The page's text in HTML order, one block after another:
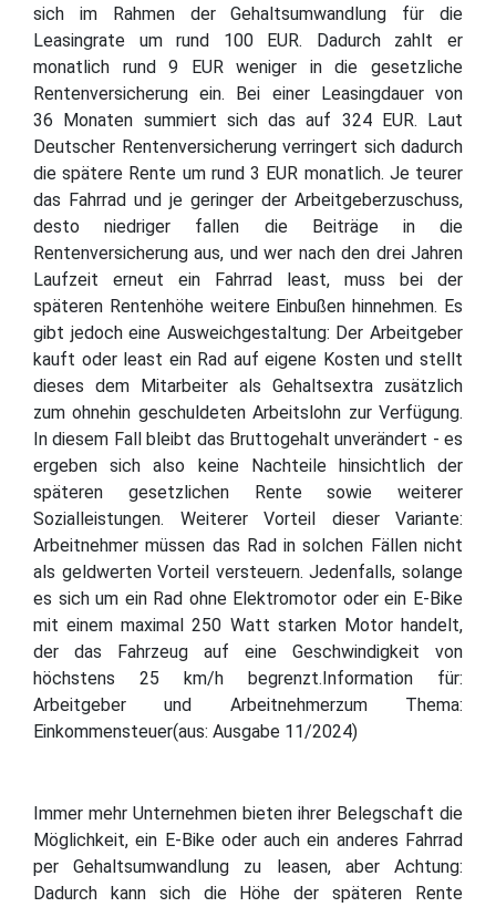
sich im Rahmen der Gehaltsumwandlung für die
Leasingrate um rund 100 EUR. Dadurch zahlt er
monatlich rund 9 EUR weniger in die gesetzliche
Rentenversicherung ein. Bei einer Leasingdauer von
36 Monaten summiert sich das auf 324 EUR. Laut
Deutscher Rentenversicherung verringert sich dadurch
die spätere Rente um rund 3 EUR monatlich. Je teurer
das Fahrrad und je geringer der Arbeitgeberzuschuss,
desto niedriger fallen die Beiträge in die
Rentenversicherung aus, und wer nach den drei Jahren
Laufzeit erneut ein Fahrrad least, muss bei der
späteren Rentenhöhe weitere Einbußen hinnehmen. Es
gibt jedoch eine Ausweichgestaltung: Der Arbeitgeber
kauft oder least ein Rad auf eigene Kosten und stellt
dieses dem Mitarbeiter als Gehaltsextra zusätzlich
zum ohnehin geschuldeten Arbeitslohn zur Verfügung.
In diesem Fall bleibt das Bruttogehalt unverändert - es
ergeben sich also keine Nachteile hinsichtlich der
späteren gesetzlichen Rente sowie weiterer
Sozialleistungen. Weiterer Vorteil dieser Variante:
Arbeitnehmer müssen das Rad in solchen Fällen nicht
als geldwerten Vorteil versteuern. Jedenfalls, solange
es sich um ein Rad ohne Elektromotor oder ein E-Bike
mit einem maximal 250 Watt starken Motor handelt,
der das Fahrzeug auf eine Geschwindigkeit von
höchstens 25 km/h begrenzt.Information für:
Arbeitgeber und Arbeitnehmerzum Thema:
Einkommensteuer(aus: Ausgabe 11/2024)
Immer mehr Unternehmen bieten ihrer Belegschaft die
Möglichkeit, ein E-Bike oder auch ein anderes Fahrrad
per Gehaltsumwandlung zu leasen, aber Achtung:
Dadurch kann sich die Höhe der späteren Rente